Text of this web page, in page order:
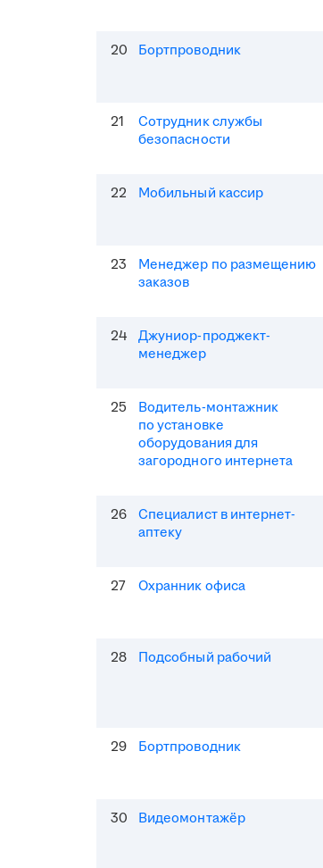
20 Бортпроводник
21
Сотрудник службы
безопасности
22 Мобильный кассир
23
Менеджер по размещению
заказов
24
Джуниор-проджект-
менеджер
25
Водитель-монтажник
по установке
оборудования для
загородного интернета
26
Специалист в интернет-
аптеку
27 Охранник офиса
28 Подсобный рабочий
29 Бортпроводник
30 Видеомонтажёр